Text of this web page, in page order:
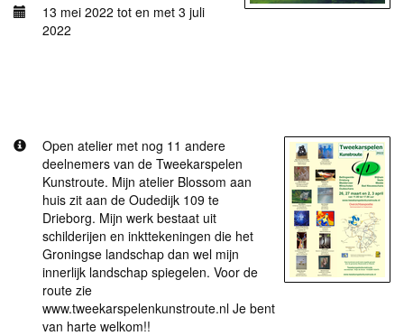
13 mei 2022 tot en met 3 juli
2022
Open atelier met nog 11 andere
deelnemers van de Tweekarspelen
Kunstroute. Mijn atelier Blossom aan
huis zit aan de Oudedijk 109 te
Drieborg. Mijn werk bestaat uit
schilderijen en inkttekeningen die het
Groningse landschap dan wel mijn
innerlijk landschap spiegelen. Voor de
route zie
www.tweekarspelenkunstroute.nl Je bent
van harte welkom!!